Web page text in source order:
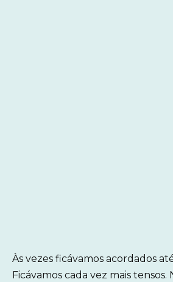
Às vezes ficávamos acordados
Ficávamos cada vez mais